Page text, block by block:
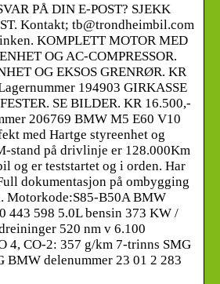
PÅ DIN E-POST? SJEKK
Kontakt; tb@trondheimbil.com
KOMPLETT MOTOR MED
OG AC-COMPRESSOR.
OG EKSOS GRENRØR. KR
194903 GIRKASSE
SE BILDER. KR 16.500,-
206769 BMW M5 E60 V10
med Hartge styreenhet og
stand på drivlinje er 128.000Km
og er teststartet og i orden. Har
dokumentasjon på ombygging
Motorkode:S85-B50A BMW
443 598 5.0L bensin 373 KW /
520 nm v 6.100
4, CO-2: 357 g/km 7-trinns SMG
BMW delenummer 23 01 2 283